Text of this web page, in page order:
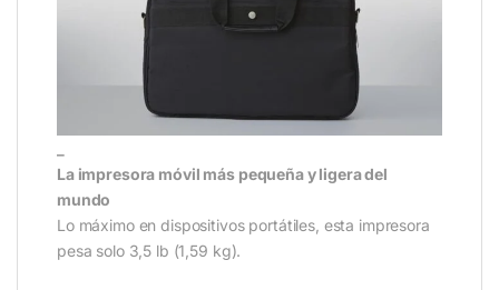
La impresora móvil más pequeña y ligera del
mundo
Lo máximo en dispositivos portátiles, esta impresora
pesa solo 3,5 lb (1,59 kg).